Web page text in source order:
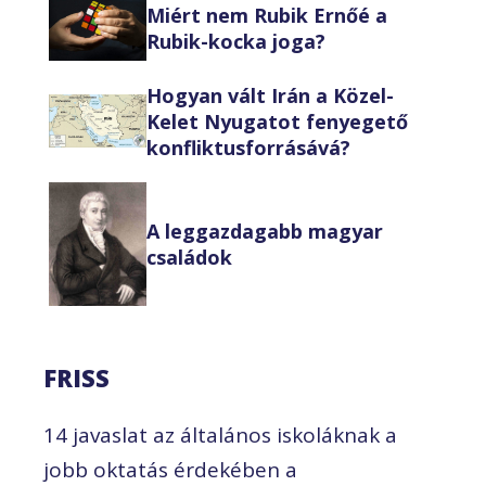
Miért nem Rubik Ernőé a
Rubik-kocka joga?
Hogyan vált Irán a Közel-
Kelet Nyugatot fenyegető
konfliktusforrásává?
A leggazdagabb magyar
családok
FRISS
14 javaslat az általános iskoláknak a
jobb oktatás érdekében a